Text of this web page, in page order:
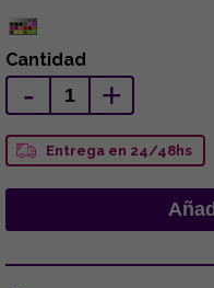
Cantidad
- +
Entrega en 24/48hs